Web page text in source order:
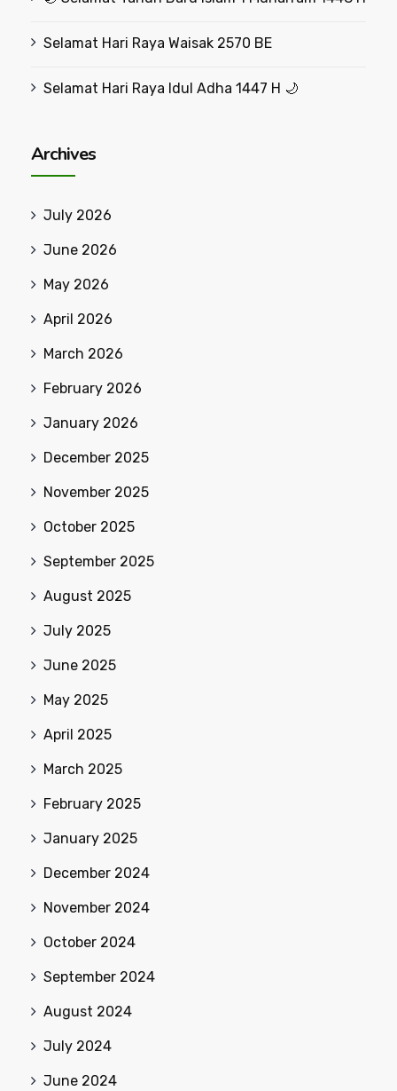
Selamat Hari Raya Waisak 2570 BE
Selamat Hari Raya Idul Adha 1447 H 🌙
Archives
July 2026
June 2026
May 2026
April 2026
March 2026
February 2026
January 2026
December 2025
November 2025
October 2025
September 2025
August 2025
July 2025
June 2025
May 2025
April 2025
March 2025
February 2025
January 2025
December 2024
November 2024
October 2024
September 2024
August 2024
July 2024
June 2024